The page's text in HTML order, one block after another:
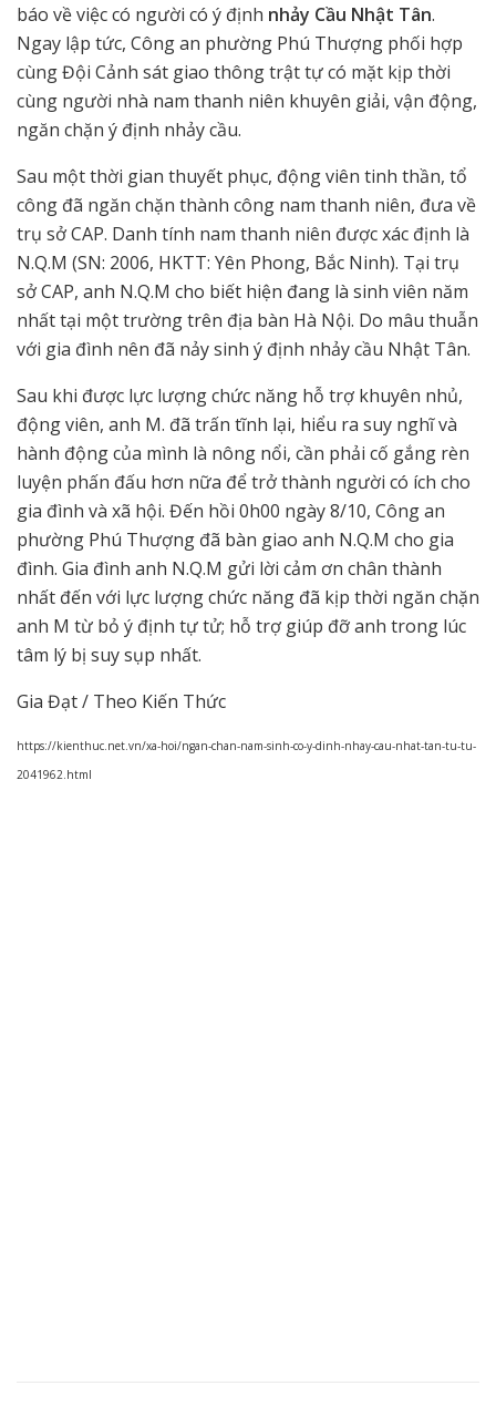
báo về việc có người có ý định nhảy Cầu Nhật Tân.
Ngay lập tức, Công an phường Phú Thượng phối hợp
cùng Đội Cảnh sát giao thông trật tự có mặt kịp thời
cùng người nhà nam thanh niên khuyên giải, vận động,
ngăn chặn ý định nhảy cầu.
Sau một thời gian thuyết phục, động viên tinh thần, tổ
công đã ngăn chặn thành công nam thanh niên, đưa về
trụ sở CAP. Danh tính nam thanh niên được xác định là
N.Q.M (SN: 2006, HKTT: Yên Phong, Bắc Ninh). Tại trụ
sở CAP, anh N.Q.M cho biết hiện đang là sinh viên năm
nhất tại một trường trên địa bàn Hà Nội. Do mâu thuẫn
với gia đình nên đã nảy sinh ý định nhảy cầu Nhật Tân.
Sau khi được lực lượng chức năng hỗ trợ khuyên nhủ,
động viên, anh M. đã trấn tĩnh lại, hiểu ra suy nghĩ và
hành động của mình là nông nổi, cần phải cố gắng rèn
luyện phấn đấu hơn nữa để trở thành người có ích cho
gia đình và xã hội. Đến hồi 0h00 ngày 8/10, Công an
phường Phú Thượng đã bàn giao anh N.Q.M cho gia
đình. Gia đình anh N.Q.M gửi lời cảm ơn chân thành
nhất đến với lực lượng chức năng đã kịp thời ngăn chặn
anh M từ bỏ ý định tự tử; hỗ trợ giúp đỡ anh trong lúc
tâm lý bị suy sụp nhất.
Gia Đạt / Theo Kiến Thức
https://kienthuc.net.vn/xa-hoi/ngan-chan-nam-sinh-co-y-dinh-nhay-cau-nhat-tan-tu-tu-
2041962.html